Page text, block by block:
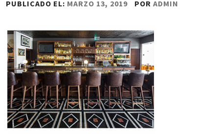
PUBLICADO EL: MARZO 13, 2019 POR ADMIN